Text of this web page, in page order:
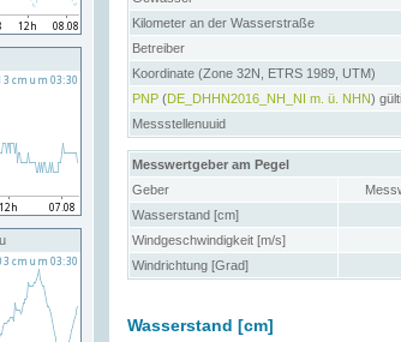
Kilometer an der Wasserstraße
Betreiber
Koordinate (Zone 32N, ETRS 1989, UTM)
PNP (DE_DHHN2016_NH_NI m. ü. NHN)
Messstellenuuid
Messwertgeber am Pegel
Geber
Wasserstand [cm]
Windgeschwindigkeit [m/s]
Windrichtung [Grad]
Wasserstand [cm]